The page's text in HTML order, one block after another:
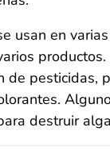
usan en
de pesticidas,
destruir